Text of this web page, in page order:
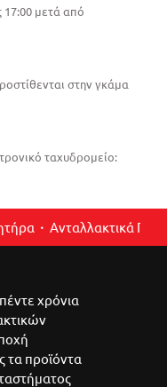
μετά από
στην γκάμα
ταχυδρομείο:
Ανταλλακτικά
χρόνια
τα προϊόντα